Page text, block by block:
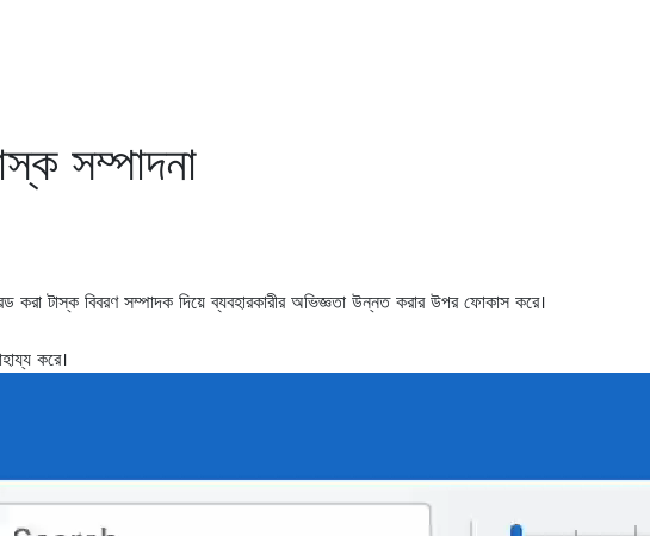
সম্পাদনা
টাস্ক বিবরণ সম্পাদক দিয়ে ব্যবহারকারীর অভিজ্ঞতা উন্নত করার উপর ফোকাস করে।
করে।